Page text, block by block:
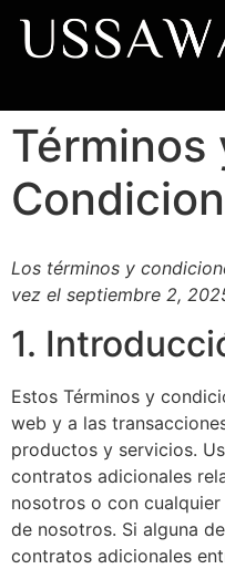
Términos
Los términos y
vez el septiembre 2,
1.
Estos Términos y
web y a las
productos y servicios.
contratos adicionales
nosotros o con
de nosotros. Si alguna
contratos adicionales